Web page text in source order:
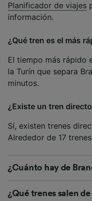
Planificador de viajes
información.
¿Qué tren es el más
El tiempo más rápido
la Turín que separa
minutos.
¿Existe un tren
Sí, existen trenes
Alrededor de 17
¿Cuánto hay de
¿Qué trenes salen